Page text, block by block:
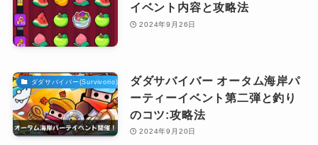
イベント内容と攻略法
2024年9月26日
ダダサバイバー(Survivorio)攻略ダダサバイバー オータム海岸パ
ーティーイベント第二弾と釣り
のコツ:攻略法
2024年9月20日